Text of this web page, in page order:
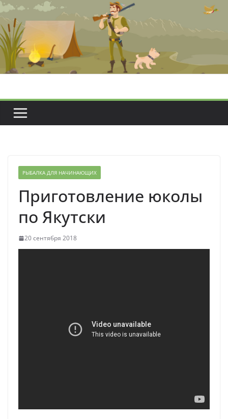
Перейти
содержимому
РЫБАЛКА ДЛЯ НАЧИНАЮЩИХ
Приготовление юколы
по Якутски
20 сентября 2018